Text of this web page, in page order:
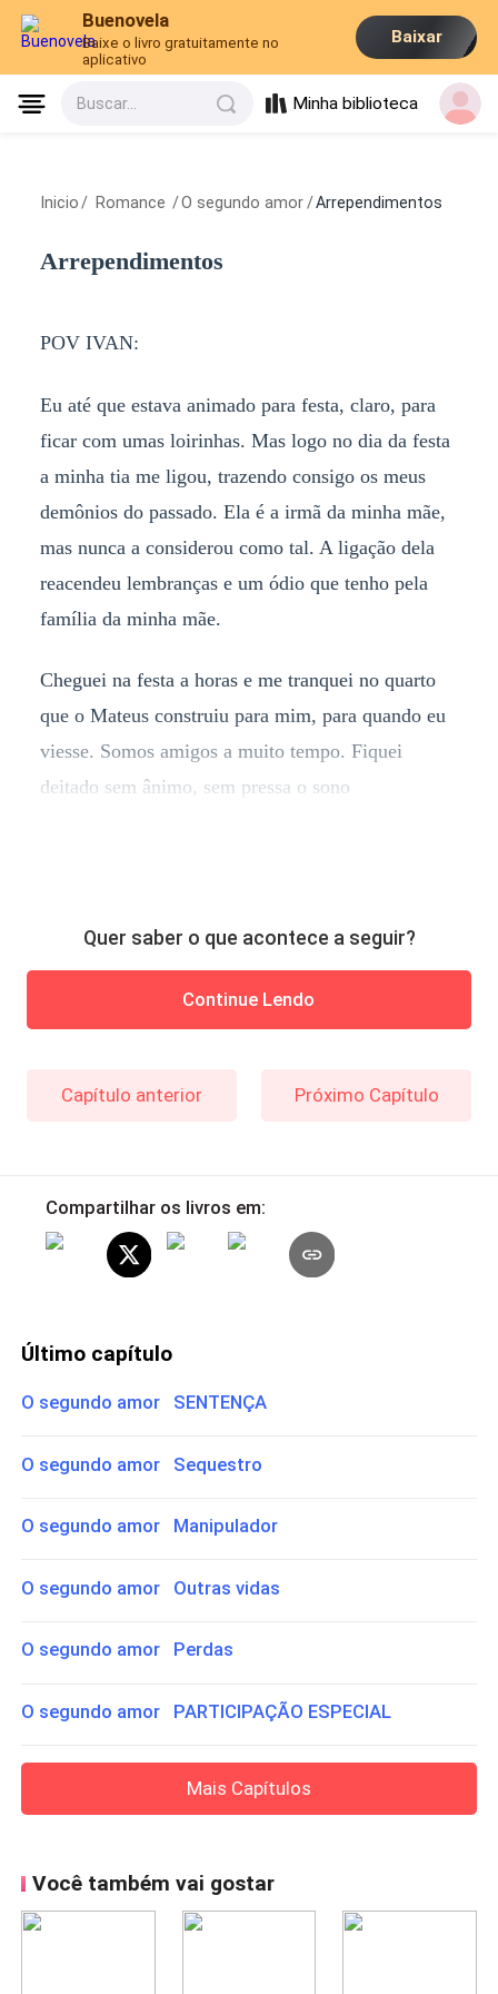
Buenovela
Baixe o livro gratuitamente no
aplicativo
Baixar
Buscar... Minha biblioteca
Inicio / Romance /O segundo amor /Arrependimentos
Arrependimentos
POV IVAN:
Eu até que estava animado para festa, claro, para
ficar com umas loirinhas. Mas logo no dia da festa
a minha tia me ligou, trazendo consigo os meus
demônios do passado. Ela é a irmã da minha mãe,
mas nunca a considerou como tal. A ligação dela
reacendeu lembranças e um ódio que tenho pela
família da minha mãe.
Cheguei na festa a horas e me tranquei no quarto
que o Mateus construiu para mim, para quando eu
viesse. Somos amigos a muito tempo. Fiquei
deitado sem ânimo, sem pressa o sono
Quer saber o que acontece a seguir?
Continue Lendo
Capítulo anterior Próximo Capítulo
Compartilhar os livros em:
Último capítulo
O segundo amor SENTENÇA
O segundo amor Sequestro
O segundo amor Manipulador
O segundo amor Outras vidas
O segundo amor Perdas
O segundo amor PARTICIPAÇÃO ESPECIAL
Mais Capítulos
Você também vai gostar